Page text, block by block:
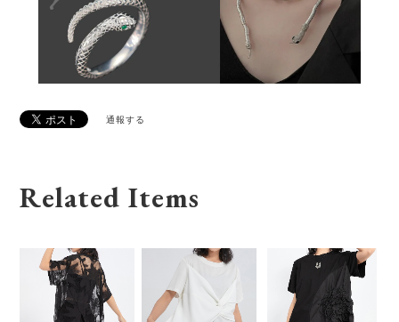
通報する
Related Items